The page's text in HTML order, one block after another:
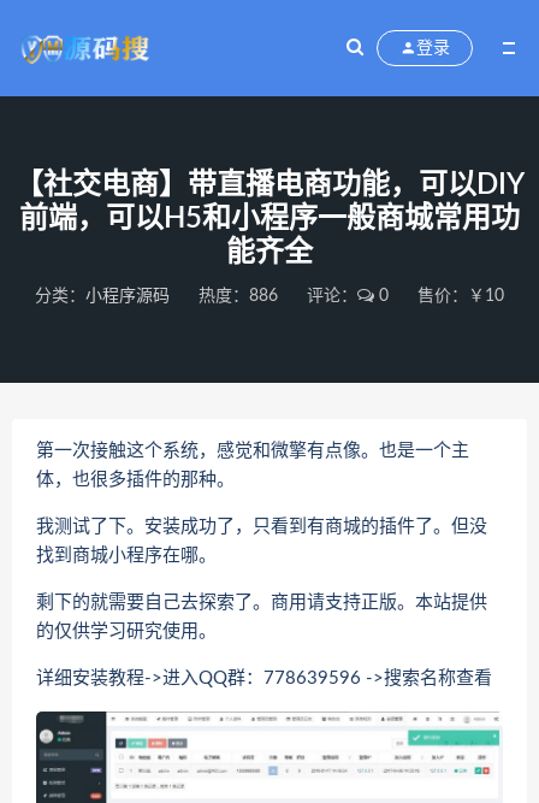
登录
【社交电商】带直播电商功能，可以DIY
前端，可以H5和小程序一般商城常用功
能齐全
分类： 小程序源码 热度：886 评论： 0 售价：￥10
第一次接触这个系统，感觉和微擎有点像。也是一个主
体，也很多插件的那种。
我测试了下。安装成功了，只看到有商城的插件了。但没
找到商城小程序在哪。
剩下的就需要自己去探索了。商用请支持正版。本站提供
的仅供学习研究使用。
详细安装教程->进入QQ群：778639596 ->搜索名称查看